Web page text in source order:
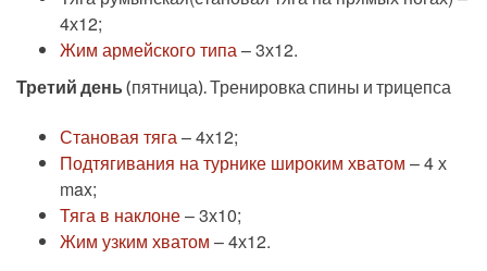
4х12;
Жим армейского типа– 3х12.
Третий день (пятница). Тренировка спины и трицепса
Становая тяга– 4х12;
Подтягивания на турнике широким хватом – 4 х
max;
Тяга в наклоне– 3х10;
Жим узким хватом – 4х12.